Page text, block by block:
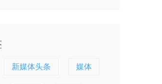
新媒体头条 媒体